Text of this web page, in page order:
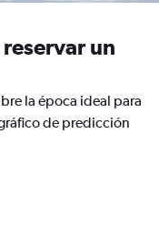
un
la época ideal para
de predicción